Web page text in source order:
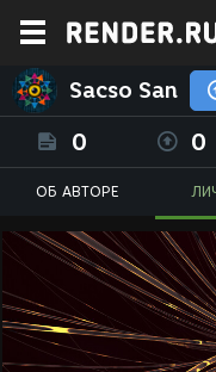
Sacso San
0 0
ОБ АВТОРЕ